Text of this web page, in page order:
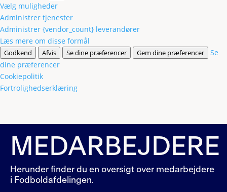
Vælg muligheder
Administrer tjenester
Administrer {vendor_count} leverandører
Læs mere om disse formål
Godkend Afvis Se dine præferencer Gem dine præferencer
Se
dine præferencer
Cookiepolitik
Fortrolighedserklæring
MEDARBEJDERE
Herunder finder du en oversigt over medarbejdere
i Fodboldafdelingen.